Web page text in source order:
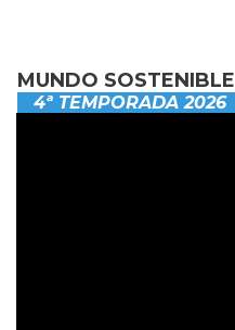
MUNDO SOSTENIBLE
4ª TEMPORADA 2026